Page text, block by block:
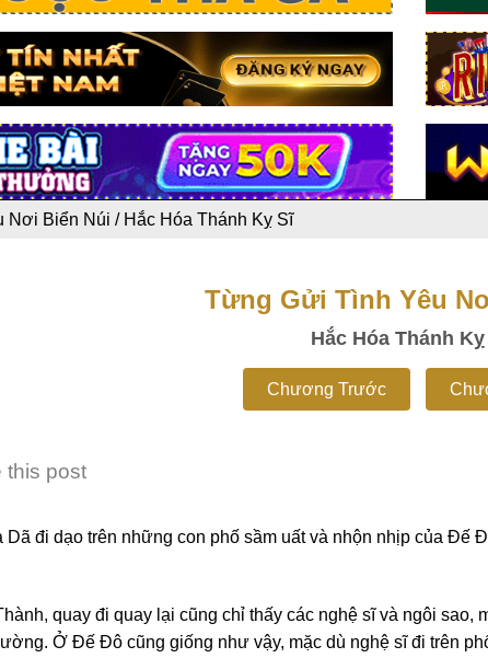
Nơi Biển Núi / Hắc Hóa Thánh Kỵ Sĩ
Từng Gửi Tình Yêu
Hắc Hóa Thánh
Chương Trước
this post
Dã đi dạo trên những con phố sầm uất và nhộn nhịp của
quay đi quay lại cũng chỉ thấy các nghệ sĩ và ngôi
Ở Đế Đô cũng giống như vậy, mặc dù nghệ sĩ đi trên